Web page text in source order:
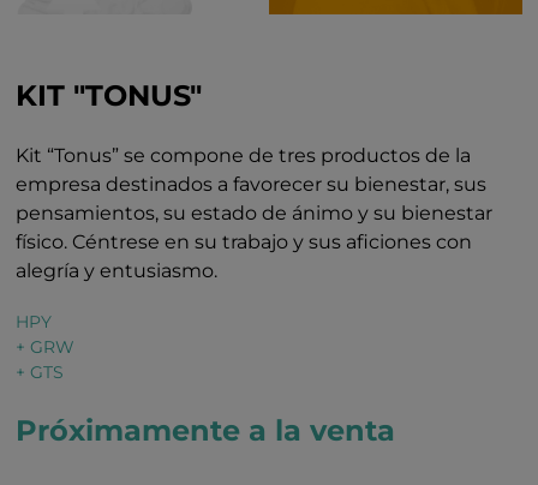
KIT "TONUS"
Kit “Tonus” se compone de tres productos de la
empresa destinados a favorecer su bienestar, sus
pensamientos, su estado de ánimo y su bienestar
físico. Céntrese en su trabajo y sus aficiones con
alegría y entusiasmo.
HPY
+ GRW
+ GTS
Próximamente a la venta